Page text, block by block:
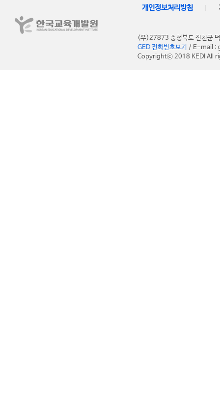
개인정보처리방침
(우)27873 충청북도 진천군
GED 전화번호보기 / E-mail :
Copyrightⓒ 2018 KEDI All